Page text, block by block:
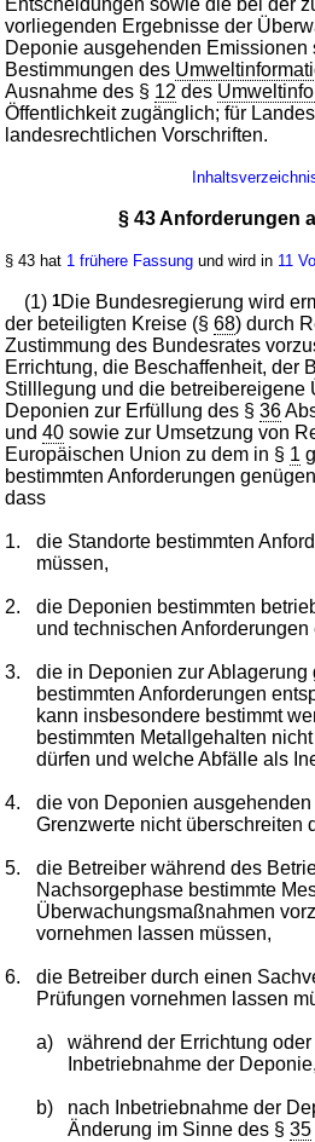
Entscheidungen sowie die bei der
vorliegenden Ergebnisse der
Deponie ausgehenden Emissionen
Bestimmungen des
Ausnahme des § 12 des
Öffentlichkeit zugänglich; für
landesrechtlichen Vorschriften.
§ 43 Anforderungen
§ 43 hat 1 frühere Fassung und wird in 11
(1)1Die Bundesregierung wird
der beteiligten Kreise (§68) durch
Zustimmung des Bundesrates
Errichtung, die Beschaffenheit, der
Stilllegung und die betreibereigene
Deponien zur Erfüllung des §36
und40 sowie zur Umsetzung von
Europäischen Union zu dem in § 1
bestimmten Anforderungen
dass
1.
die Standorte bestimmten
müssen,
2.
die Deponien bestimmten
und technischen
3.
die in Deponien zur
bestimmten Anforderungen
kann insbesondere bestimmt
bestimmten Metallgehalten
dürfen und welche Abfälle als
4.
die von Deponien
Grenzwerte nicht überschreiten
5.
die Betreiber während des
Nachsorgephase bestimmte
Überwachungsmaßnahmen
vornehmen lassen müssen,
6.
die Betreiber durch einen
Prüfungen vornehmen lassen
a)
während der Errichtung
Inbetriebnahme der Deponie,
b)
nach Inbetriebnahme der
Änderung im Sinne des § 35